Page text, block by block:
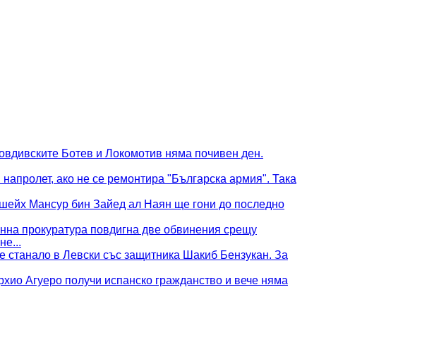
Ботев и Локомотив няма почивен ден.
ако не се ремонтира "Българска армия". Така
Мансур бин Зайед ал Наян ще гони до последно
прокуратура повдигна две обвинения срещу
станало в Левски със защитника Шакиб Бензукан. За
Агуеро получи испанско гражданство и вече няма